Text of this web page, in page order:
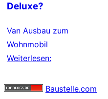
Deluxe?
Van Ausbau zum
Wohnmobil
Weiterlesen:
Baustelle.com